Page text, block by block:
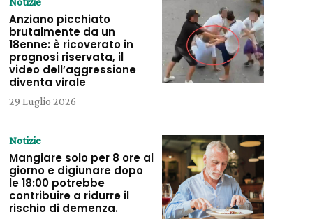
Anziano picchiato
brutalmente da un
18enne: è ricoverato in
prognosi riservata, il
video dell’aggressione
diventa virale
29 Luglio 2026
Notizie
Mangiare solo per 8 ore al
giorno e digiunare dopo
le 18:00 potrebbe
contribuire a ridurre il
rischio di demenza.